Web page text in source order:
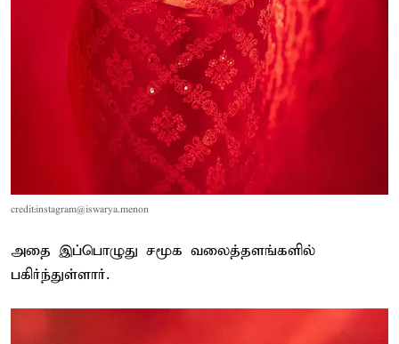
credit:instagram@iswarya.menon
அதை இப்பொழுது சமூக வலைத்தளங்களில்
பகிர்ந்துள்ளார்.